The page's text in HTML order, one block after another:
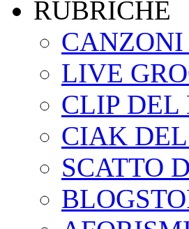
RUBRICHE
LIVE
CLIP DEL
CIAK
SCATTO